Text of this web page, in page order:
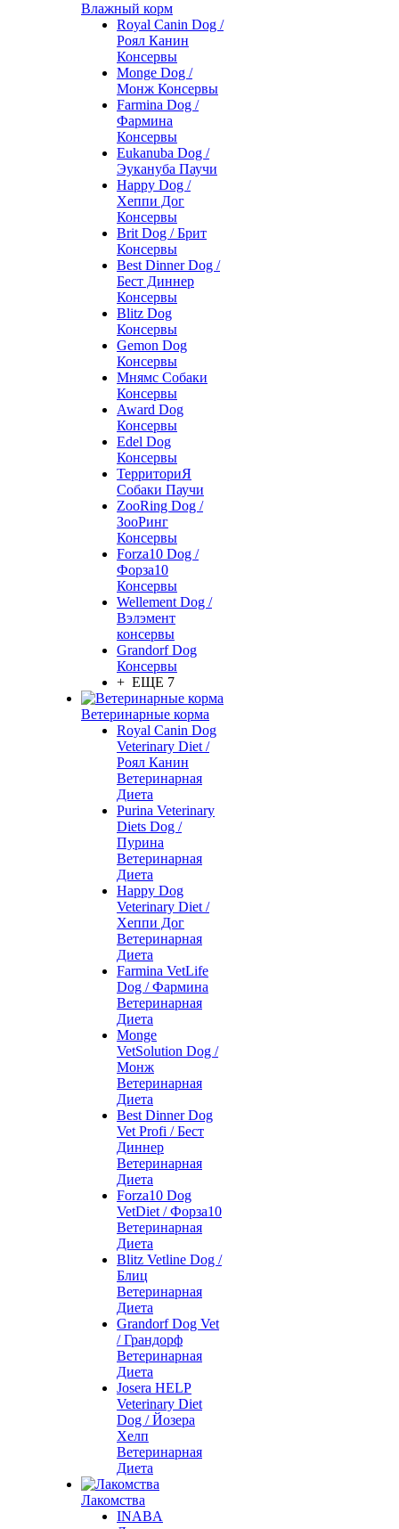
Влажный корм
Royal Canin Dog /
Роял Канин
Консервы
Monge Dog /
Монж Консервы
Farmina Dog /
Фармина
Консервы
Eukanuba Dog /
Эукануба Паучи
Happy Dog /
Хеппи Дог
Консервы
Brit Dog / Брит
Консервы
Best Dinner Dog /
Бест Диннер
Консервы
Blitz Dog
Консервы
Gemon Dog
Консервы
Мнямс Собаки
Консервы
Award Dog
Консервы
Edel Dog
Консервы
ТерриториЯ
Собаки Паучи
ZooRing Dog /
ЗооРинг
Консервы
Forza10 Dog /
Форза10
Консервы
Wellement Dog /
Вэлэмент
консервы
Grandorf Dog
Консервы
+ ЕЩЕ 7
Ветеринарные корма
Royal Canin Dog
Veterinary Diet /
Роял Канин
Ветеринарная
Диета
Purina Veterinary
Diets Dog /
Пурина
Ветеринарная
Диета
Happy Dog
Veterinary Diet /
Хеппи Дог
Ветеринарная
Диета
Farmina VetLife
Dog / Фармина
Ветеринарная
Диета
Monge
VetSolution Dog /
Монж
Ветеринарная
Диета
Best Dinner Dog
Vet Profi / Бест
Диннер
Ветеринарная
Диета
Forza10 Dog
VetDiet / Форза10
Ветеринарная
Диета
Blitz Vetline Dog /
Блиц
Ветеринарная
Диета
Grandorf Dog Vet
/ Грандорф
Ветеринарная
Диета
Josera HELP
Veterinary Diet
Dog / Йозера
Хелп
Ветеринарная
Диета
Лакомства
INABA